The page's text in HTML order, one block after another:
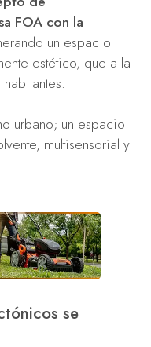
FOA con la
un espacio
estético, que a la
urbano; un espacio
multisensorial y
se